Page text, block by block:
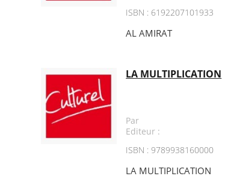
ISBN : 6192207101933
AL AMIRAT
LA MULTIPLICATION
Par
Editeur :
ISBN : 9789938160000
LA MULTIPLICATION